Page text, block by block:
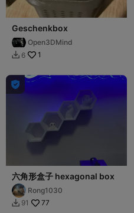
Geschenkbox
Open3DMind
 6 1

六角形盒子 hexagonal box
Rong1030
 91 77